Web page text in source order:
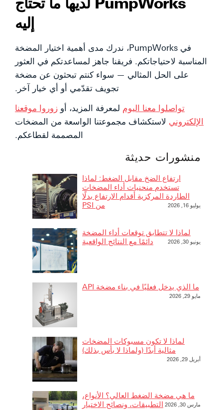
إليه
في PumpWorks، ندرك مدى أهمية اختيار المضخة
المناسبة لاحتياجاتكم. فريقنا جاهز لمساعدتكم في العثور
على الحل المثالي — سواء كنتم تبحثون عن مضخة
تجويف تقدّمي أو أي خيار آخر.
تواصلوا معنا اليوم لمعرفة المزيد، أو زوروا موقعنا
الإلكتروني لاستكشاف مجموعتنا الواسعة من المضخات
المصممة لقطاعكم.
منشورات حديثة
ارتفاع الضخ مقابل الضغط: لماذا
تستخدم منحنيات أداء المضخات
الطاردة المركزية أقدام الارتفاع بدلًا
من PSI
يوليو 16, 2026
لماذا لا تتطابق توقعات أداء المضخة
دائمًا مع النتائج الواقعية
يونيو 30, 2026
ما الذي يدخل فعليًا في بناء مضخة API
مايو 29, 2026
لماذا لا تكون مسبوكات المضخات
مثالية أبدًا (ولماذا لا بأس بذلك)
أبريل 29, 2026
ما هي مضخة الضغط العالي؟ الأنواع،
التطبيقات، ونصائح الاختيار
مارس 30, 2026